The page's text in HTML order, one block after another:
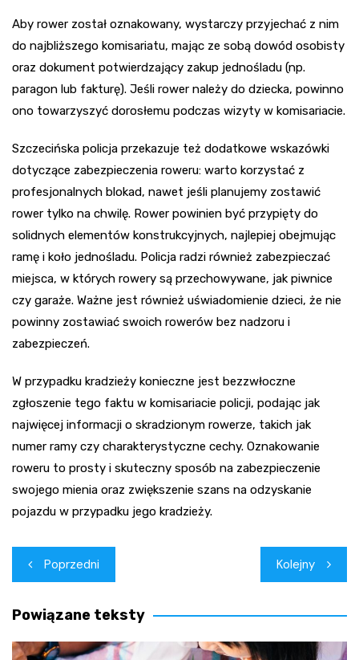
Aby rower został oznakowany, wystarczy przyjechać z nim
do najbliższego komisariatu, mając ze sobą dowód osobisty
oraz dokument potwierdzający zakup jednośladu (np.
paragon lub fakturę). Jeśli rower należy do dziecka, powinno
ono towarzyszyć dorosłemu podczas wizyty w komisariacie.
Szczecińska policja przekazuje też dodatkowe wskazówki
dotyczące zabezpieczenia roweru: warto korzystać z
profesjonalnych blokad, nawet jeśli planujemy zostawić
rower tylko na chwilę. Rower powinien być przypięty do
solidnych elementów konstrukcyjnych, najlepiej obejmując
ramę i koło jednośladu. Policja radzi również zabezpieczać
miejsca, w których rowery są przechowywane, jak piwnice
czy garaże. Ważne jest również uświadomienie dzieci, że nie
powinny zostawiać swoich rowerów bez nadzoru i
zabezpieczeń.
W przypadku kradzieży konieczne jest bezzwłoczne
zgłoszenie tego faktu w komisariacie policji, podając jak
najwięcej informacji o skradzionym rowerze, takich jak
numer ramy czy charakterystyczne cechy. Oznakowanie
roweru to prosty i skuteczny sposób na zabezpieczenie
swojego mienia oraz zwiększenie szans na odzyskanie
pojazdu w przypadku jego kradzieży.
Nawigacja
wpisu
Poprzedni Kolejny
Powiązane teksty